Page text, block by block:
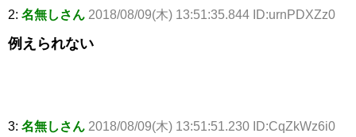
2: 名無しさん 2018/08/09(木) 13:51:35.844 ID:urnPDXZz0
例えられない
3: 名無しさん 2018/08/09(木) 13:51:51.230 ID:CqZkWz6i0